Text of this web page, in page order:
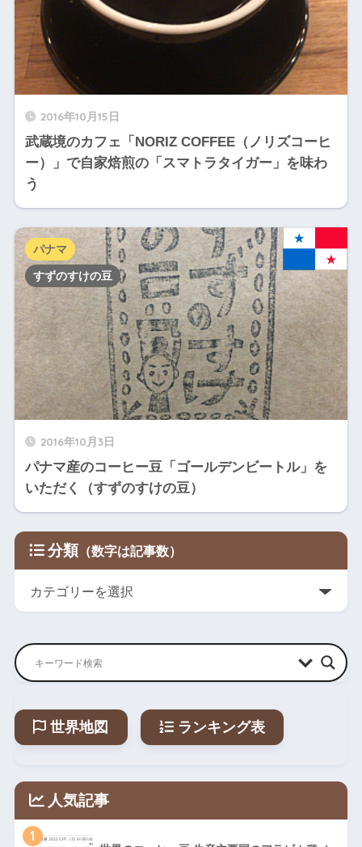
2016年10月15日
武蔵境のカフェ「NORIZ COFFEE（ノリズコーヒ
ー）」で自家焙煎の「スマトラタイガー」を味わ
う
2016年10月3日
パナマ産のコーヒー豆「ゴールデンビートル」を
いただく（すずのすけの豆）
パナマ
すずのすけの豆
分類
世界地図 ランキング表
人気記事
1